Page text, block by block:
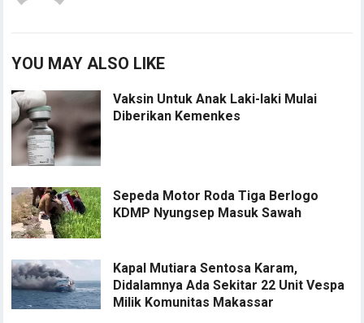
YOU MAY ALSO LIKE
Vaksin Untuk Anak Laki-laki Mulai
Diberikan Kemenkes
Sepeda Motor Roda Tiga Berlogo
KDMP Nyungsep Masuk Sawah
Kapal Mutiara Sentosa Karam,
Didalamnya Ada Sekitar 22 Unit Vespa
Milik Komunitas Makassar